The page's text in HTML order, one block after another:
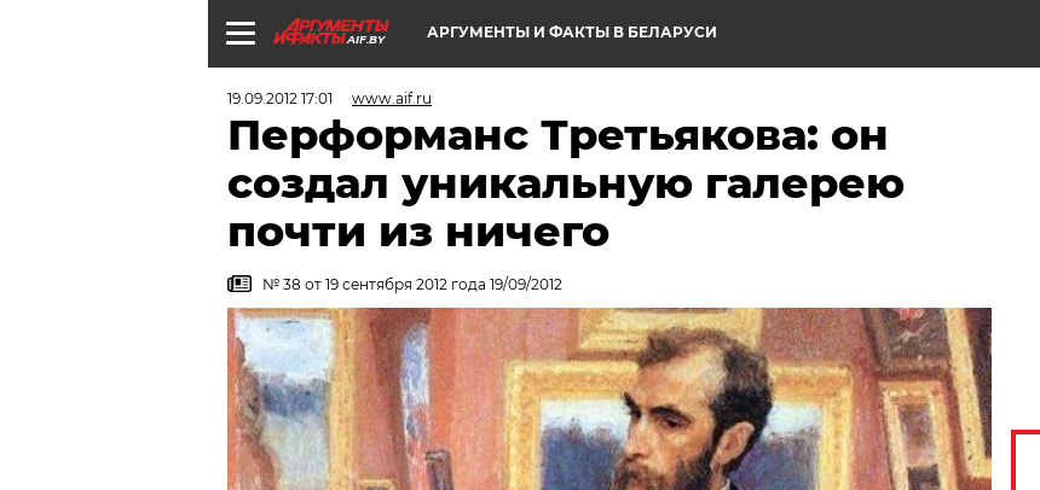
AIF.BY АРГУМЕНТЫ И ФАКТЫ В БЕЛАРУСИ
19.09.2012 17:01 www.aif.ru
Перформанс Третьякова: он
создал уникальную галерею
почти из ничего
№ 38 от 19 сентября 2012 года 19/09/2012